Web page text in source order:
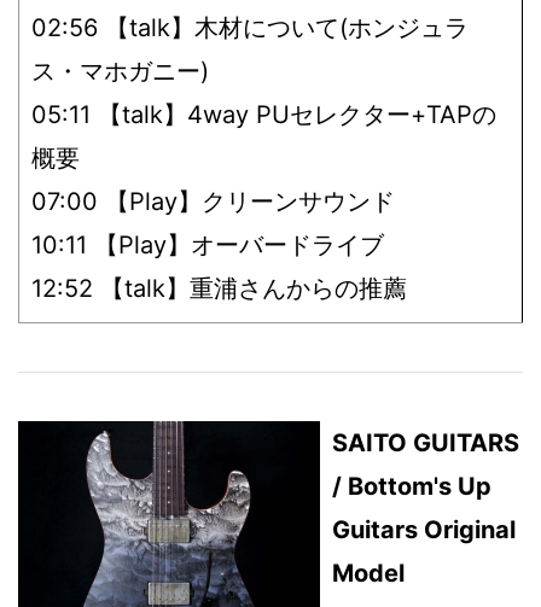
02:56 【talk】木材について(ホンジュラ
ス・マホガニー)
05:11 【talk】4way PUセレクター+TAPの
概要
07:00 【Play】クリーンサウンド
10:11 【Play】オーバードライブ
12:52 【talk】重浦さんからの推薦
SAITO GUITARS
/ Bottom's Up
Guitars Original
Model